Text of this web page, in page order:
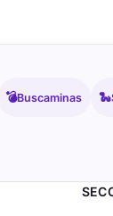
💣Buscaminas 🐍